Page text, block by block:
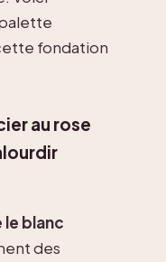
fondation
au rose
blanc
des